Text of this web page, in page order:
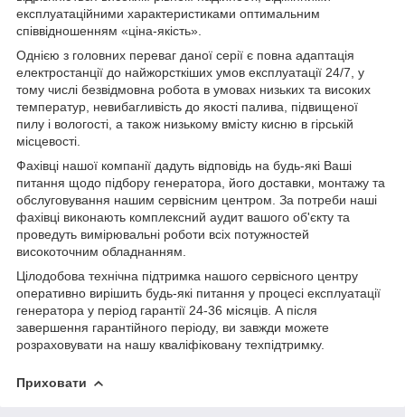
експлуатаційними характеристиками оптимальним
співвідношенням «ціна-якість».
Однією з головних переваг даної серії є повна адаптація
електростанції до найжорсткіших умов експлуатації 24/7, у
тому числі безвідмовна робота в умовах низьких та високих
температур, невибагливість до якості палива, підвищеної
пилу і вологості, а також низькому вмісту кисню в гірській
місцевості.
Фахівці нашої компанії дадуть відповідь на будь-які Ваші
питання щодо підбору генератора, його доставки, монтажу та
обслуговування нашим сервісним центром. За потреби наші
фахівці виконають комплексний аудит вашого об'єкту та
проведуть вимірювальні роботи всіх потужностей
високоточним обладнанням.
Цілодобова технічна підтримка нашого сервісного центру
оперативно вирішить будь-які питання у процесі експлуатації
генератора у період гарантії 24-36 місяців. А після
завершення гарантійного періоду, ви завжди можете
розраховувати на нашу кваліфіковану техпідтримку.
Приховати